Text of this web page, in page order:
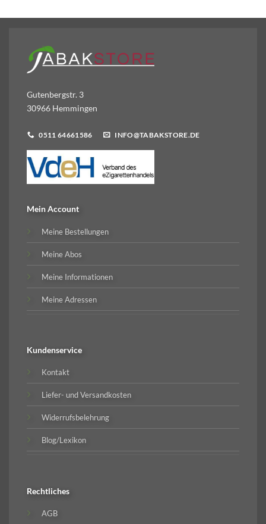
Gutenbergstr. 3
30966 Hemmingen
0511 64661586 INFO@TABAKSTORE.DE
Mein Account
Meine Bestellungen
Meine Abos
Meine Informationen
Meine Adressen
Kundenservice
Kontakt
Liefer- und Versandkosten
Widerrufsbelehrung
Blog/Lexikon
Rechtliches
AGB